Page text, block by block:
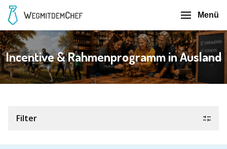
Menü
Incentive & Rahmenprogramm in Ausland
Filter